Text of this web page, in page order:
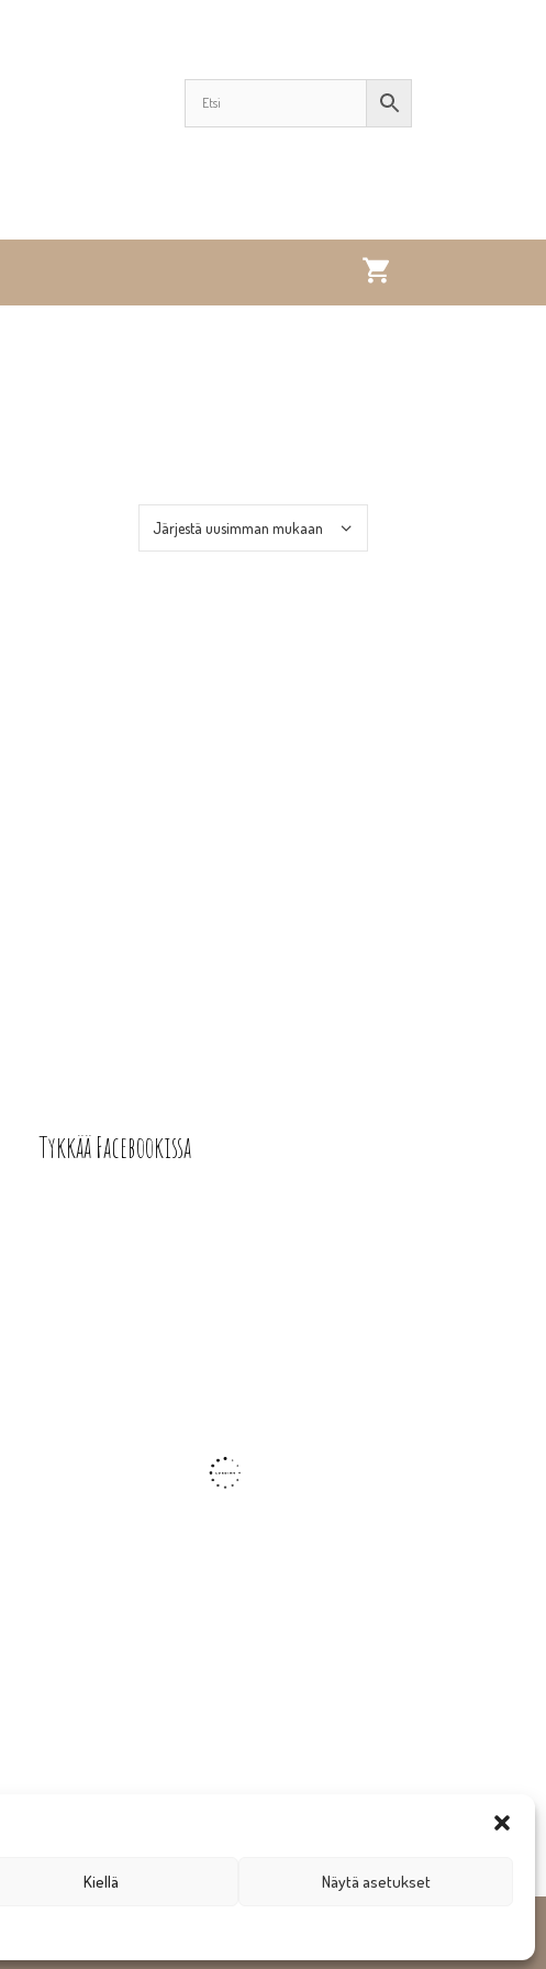
Kiellä Näytä asetukset
Tykkää Facebookissa